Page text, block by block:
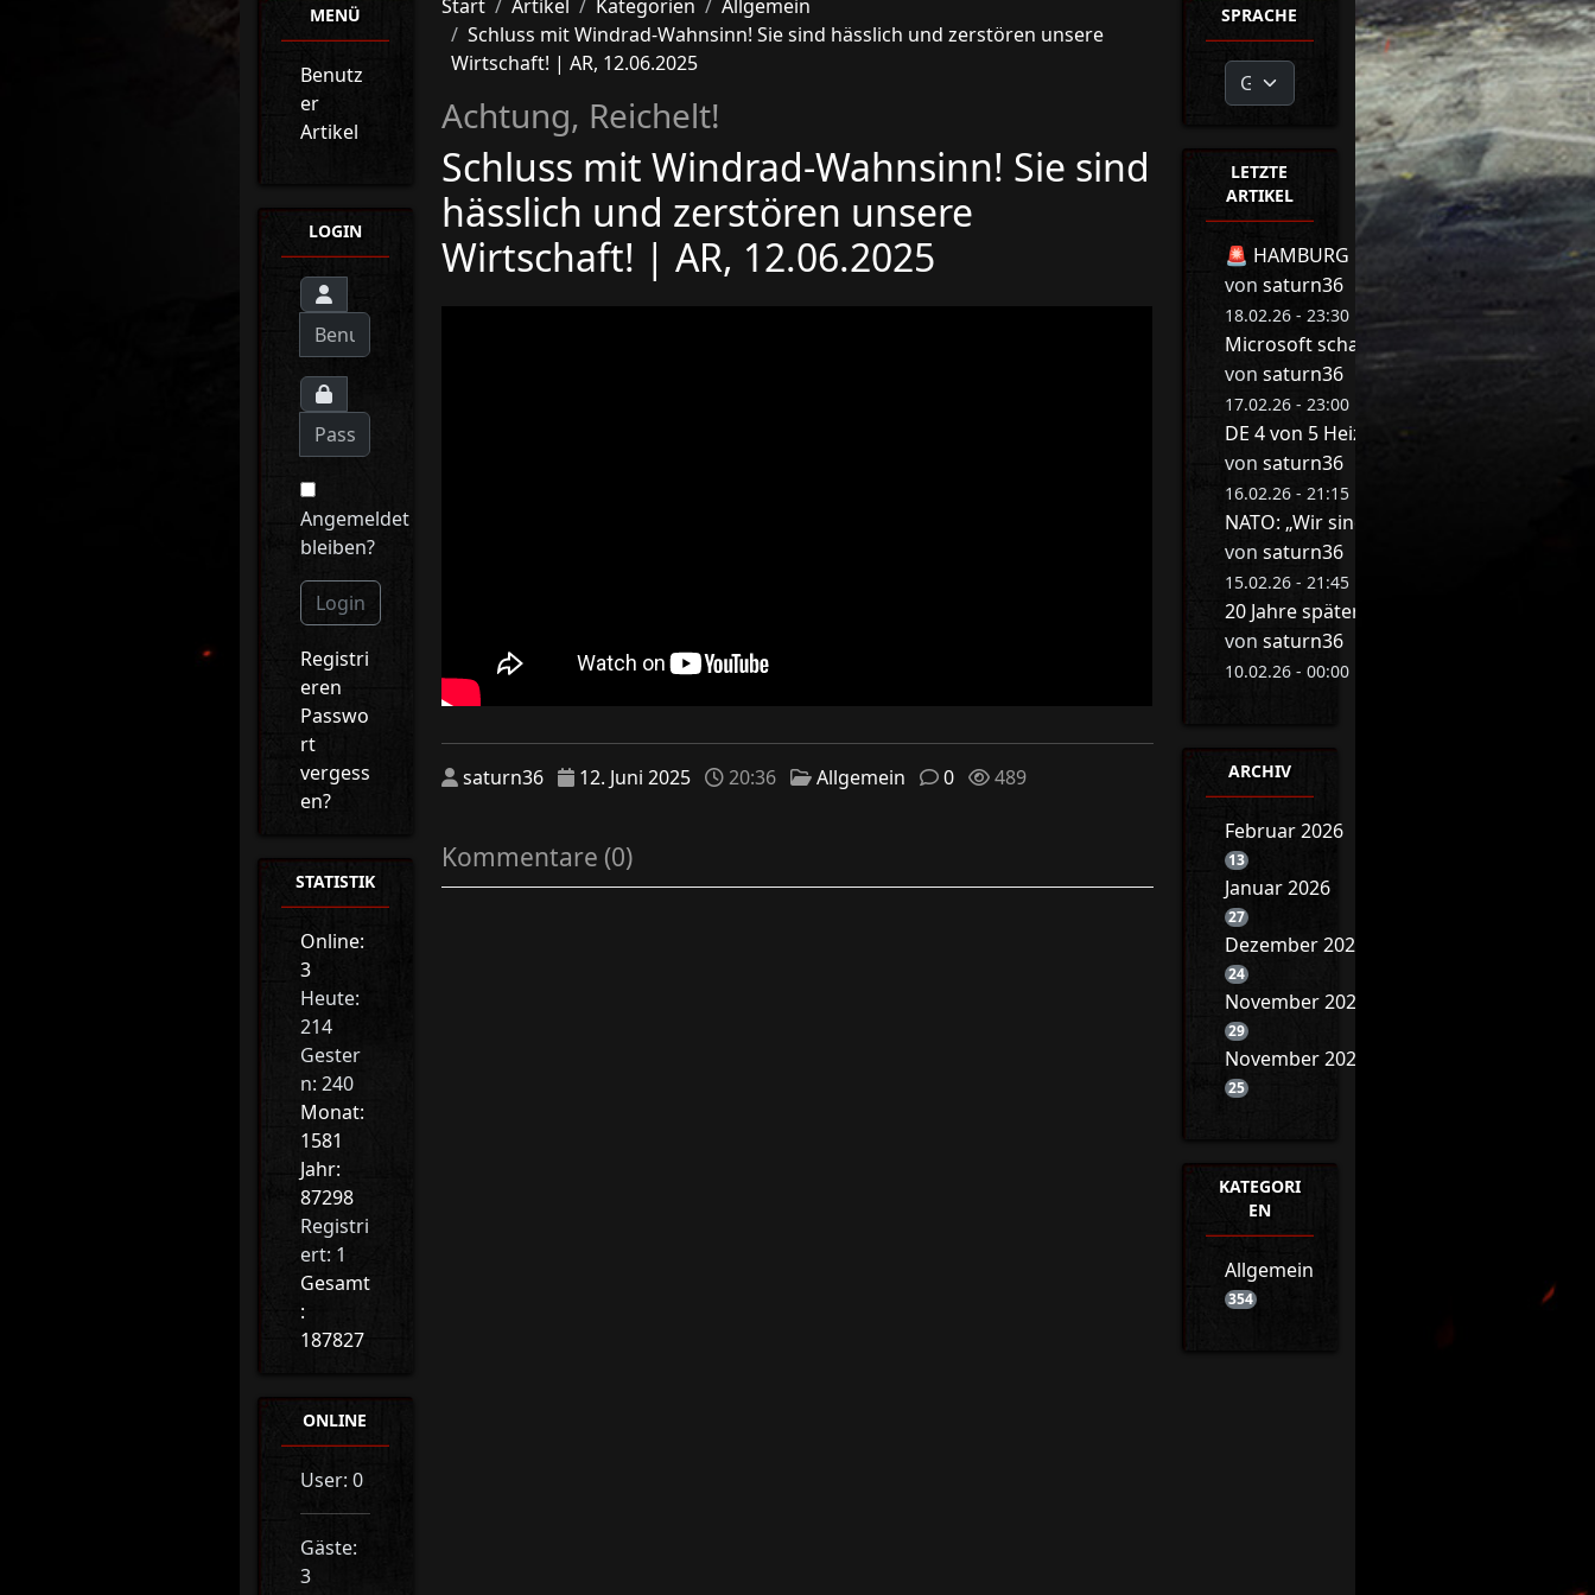
MENÜ
Benutz
er
Artikel
LOGIN
Angemeldet
bleiben?
Login
Registri
eren
Passwo
rt
vergess
en?
STATISTIK
Online:
3
Heute:
214
Gester
n: 240
Monat:
1581
Jahr:
87298
Registri
ert: 1
Gesamt
:
187827
ONLINE
User: 0
Gäste:
3
Start Artikel Kategorien
Allgemein
Schluss mit Windrad-Wahnsinn! Sie sind hässlich und zerstören unsere
Wirtschaft! | AR, 12.06.2025
Achtung, Reichelt!
Schluss mit Windrad-Wahnsinn! Sie sind
hässlich und zerstören unsere
Wirtschaft! | AR, 12.06.2025
saturn36 12. Juni 2025 20:36 Allgemein 0 489
Kommentare (0)
SPRACHE
LETZTE
ARTIKEL
🚨 HAMBURG BEBT! 🚨 MIT DIESER
von saturn36
18.02.26 - 23:30 Uhr
Microsoft schaltet jetzt Millionen
von saturn36
17.02.26 - 23:00 Uhr
DE 4 von 5 Heizungen werden
von saturn36
16.02.26 - 21:15 Uhr
NATO: „Wir sind am Arsch“ ❌ Game
von saturn36
15.02.26 - 21:45 Uhr
20 Jahre später: Eva Herman bricht ihr
von saturn36
10.02.26 - 00:00 Uhr
ARCHIV
Februar 2026
13
Januar 2026
27
Dezember 2025
24
November 2025
29
November 2025
25
KATEGORI
EN
Allgemein
354